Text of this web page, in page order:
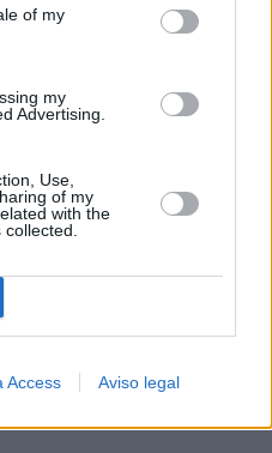
nuevo en este sitio web o
of my
my
Advertising.
Use,
of my
with the
Access Aviso legal